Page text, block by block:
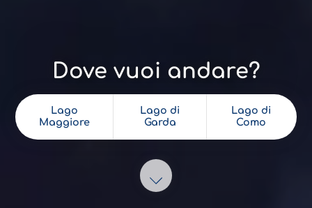
Dove vuoi andare?
Lago
Maggiore
Lago di
Garda
Lago di
Como